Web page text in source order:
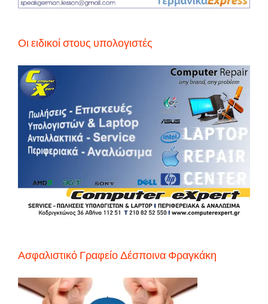
Οι ειδικοί στους υπολογιστές
Ασφαλιστικό Γραφείο Δέσποινα Φραγκάκη